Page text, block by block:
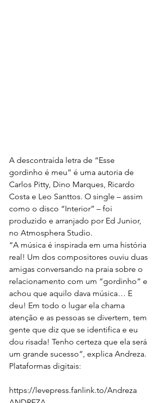
A descontraída letra de “Esse
gordinho é meu” é uma autoria de
Carlos Pitty, Dino Marques, Ricardo
Costa e Leo Santtos. O single – assim
como o disco “Interior” – foi
produzido e arranjado por Ed Junior,
no Atmosphera Studio.
“A música é inspirada em uma história
real! Um dos compositores ouviu duas
amigas conversando na praia sobre o
relacionamento com um “gordinho” e
achou que aquilo dava música… E
deu! Em todo o lugar ela chama
atenção e as pessoas se divertem, tem
gente que diz que se identifica e eu
dou risada! Tenho certeza que ela será
um grande sucesso”, explica Andreza.
Plataformas digitais:
https://levepress.fanlink.to/Andreza